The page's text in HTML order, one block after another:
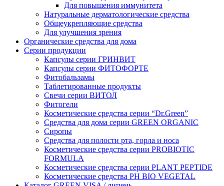
Для повышения иммунитета
Натуральные дерматологические средства
Общеукрепляющие средства
Для улучшения зрения
Органические средства для дома
Серии продукции
Капсулы серии ГРИНВИТ
Капсулы серии ФИТОФОРТЕ
Фитобальзамы
Таблетированные продукты
Свечи серии ВИТОЛ
Фитогели
Косметические средства серии “Dr.Green”
Средства для дома серии GREEN ORGANIC
Сиропы
Средства для полости рта, горла и носа
Косметические средства серии PROBIOTIC
FORMULA
Косметические средства серии PLANT PEPTIDE
Косметические средства PH BIO VEGETAL